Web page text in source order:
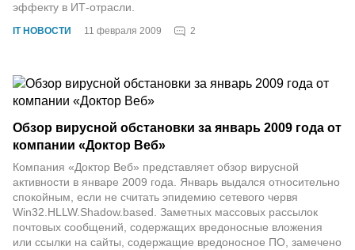
IT НОВОСТИ 11 февраля 2009 2
эффекту в ИТ-отрасли.
Обзор вирусной обстановки за январь 2009 года от
компании «Доктор Веб»
Компания «Доктор Веб» представляет обзор вирусной
активности в январе 2009 года. Январь выдался относительно
спокойным, если не считать эпидемию сетевого червя
Win32.HLLW.Shadow.based. Заметных массовых рассылок
почтовых сообщений, содержащих вредоносные вложения
или ссылки на сайты, содержащие вредоносное ПО, замечено